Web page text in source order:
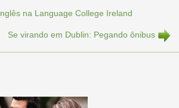
na Language College Ireland
Se virando em Dublin: Pegando ônibus